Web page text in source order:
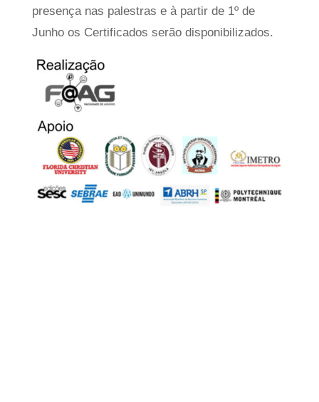
presença nas palestras e à partir de 1º de
Junho os Certificados serão disponibilizados.